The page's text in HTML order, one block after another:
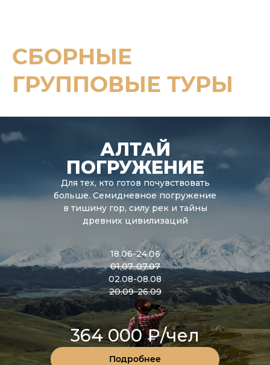
СБОРНЫЕ
ГРУППОВЫЕ ТУРЫ
АЛТАЙ
ПОГРУЖЕНИЕ
364 000 ₽/чел
Подробнее
Для тех, кто готов почувствовать
больше. Семидневное погружение
в тишину гор, силу рек и тайны
древних цивилизаций
18.06-24.06
01.07-07.07
02.08-08.08
20.09-26.09